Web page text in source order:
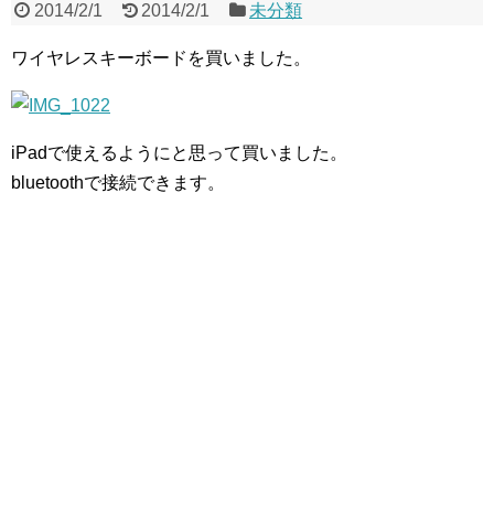
2014/2/1 2014/2/1 未分類
ワイヤレスキーボードを買いました。
iPadで使えるようにと思って買いました。
bluetoothで接続できます。